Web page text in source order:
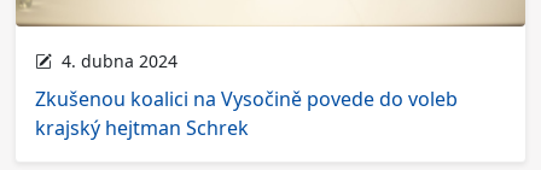
4. dubna 2024
Zkušenou koalici na Vysočině povede do voleb
krajský hejtman Schrek